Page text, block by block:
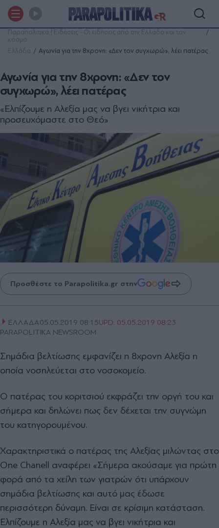
Παραπολιτικά | Ειδήσεις - Οι ειδήσεις από την Ελλάδα και τον
κόσμο
Ελλάδα
Αγωνία για την 8χρονη: «Δεν τον συγχωρώ», λέει πατέρας
Αγωνία για την 8χρονη: «Δεν τον
συγχωρώ», λέει πατέρας
«Ελπίζουμε η Αλεξία μας να βγει νικήτρια και
προσευχόμαστε στο Θεό»
Προσθέστε το Parapolitika.gr στην
ΕΛΛΑΔΑ05.05.2019 08:15UPD: 05.05.2019 08:23
PARAPOLITIKA NEWSROOM
Σημάδια βελτίωσης εμφανίζει η 8χρονη Αλεξία η
οποία νοσηλεύεται στο νοσοκομείο.
Ο πατέρας του κοριτσιού εκφράζει την οργή του και
σήμερα και δηλώνει πως δεν δέχεται την συγνώμη
του κατηγορουμένου.
Χαρακτηριστικά ο πατέρας της Αλεξίας μιλώντας στο
One Chanell αναφέρει «Σήμερα ακούσαμε για πρώτη
φορά από τα χείλη των γιατρών ότι υπάρχουν
σημάδια βελτίωσης και αυτό μας έδωσε
περισσότερη δύναμη. Είναι σε κρίσιμη κατάσταση.
Ελπίζουμε η Αλεξία μας να βγει νικήτρια και